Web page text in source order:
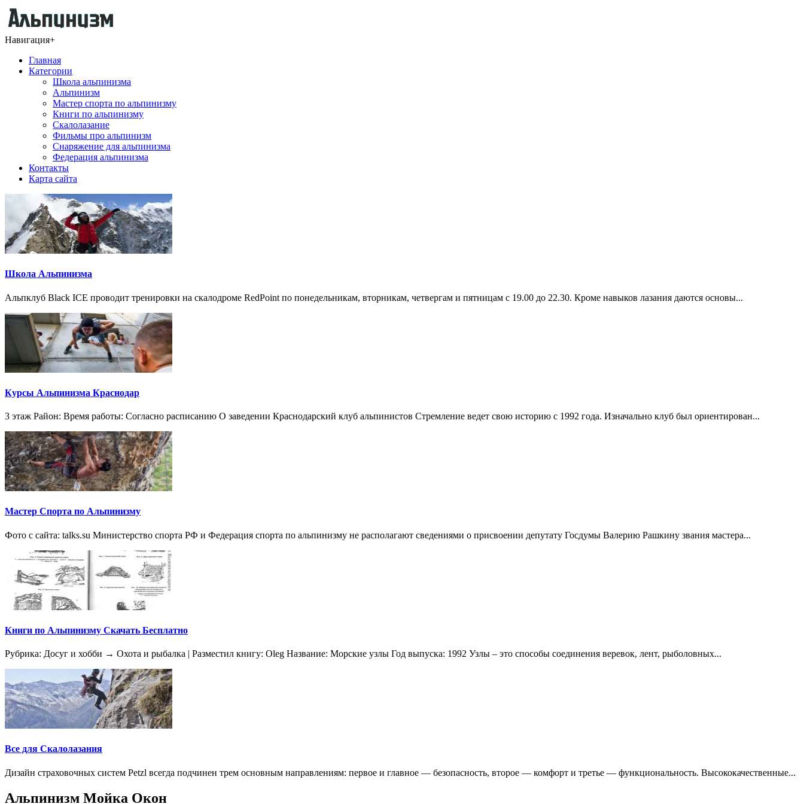
Навигация+
Главная
Категории
Школа альпинизма
Альпинизм
Мастер спорта по альпинизму
Книги по альпинизму
Скалолазание
Фильмы про альпинизм
Снаряжение для альпинизма
Федерация альпинизма
Контакты
Карта сайта
Школа Альпинизма
Альпклуб Black ICE проводит тренировки на скалодроме RedPoint по понедельникам, вторникам, четвергам и пятницам с 19.00 до 22.30. Кроме навыков лазания даются основы...
Курсы Альпинизма Краснодар
3 этаж Район: Время работы: Согласно расписанию О заведении Краснодарский клуб альпинистов Стремление ведет свою историю с 1992 года. Изначально клуб был ориентирован...
Мастер Спорта по Альпинизму
Фото с сайта: talks.su Министерство спорта РФ и Федерация спорта по альпинизму не располагают сведениями о присвоении депутату Госдумы Валерию Рашкину звания мастера...
Книги по Альпинизму Скачать Бесплатно
Рубрика: Досуг и хобби → Охота и рыбалка | Разместил книгу: Oleg Название: Морские узлы Год выпуска: 1992 Узлы – это способы соединения веревок, лент, рыболовных...
Все для Скалолазания
Дизайн страховочных систем Petzl всегда подчинен трем основным направлениям: первое и главное — безопасность, второе — комфорт и третье — функциональность. Высококачественные...
Альпинизм Мойка Окон